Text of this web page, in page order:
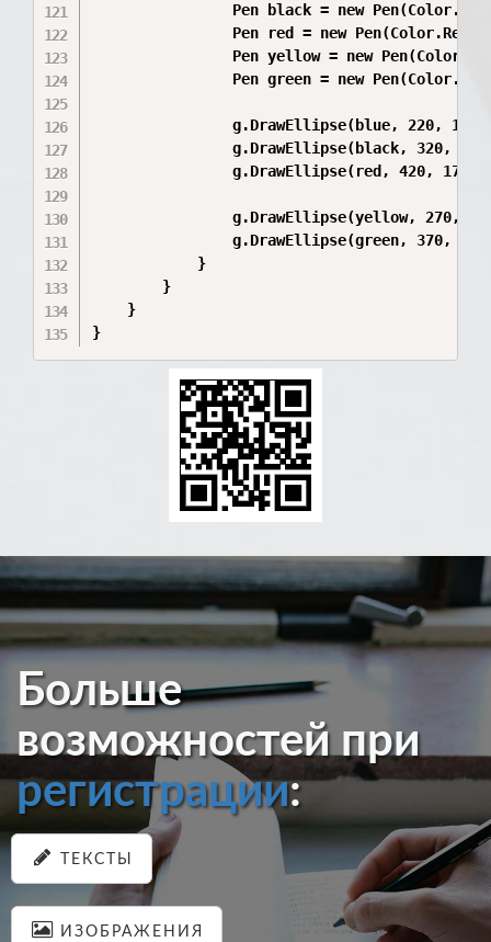
Pen black = new
Pen red = new Pen(Color.Red,
Pen yellow = new
Pen green = new
g.DrawEllipse(blue, 220,
g.DrawEllipse(black, 320,
g.DrawEllipse(red, 420, 170,
g.DrawEllipse(yellow, 270,
g.DrawEllipse(green, 370,
            }
        }
    }
}
Больше
возможностей при
регистрации:
ТЕКСТЫ
ИЗОБРАЖЕНИЯ